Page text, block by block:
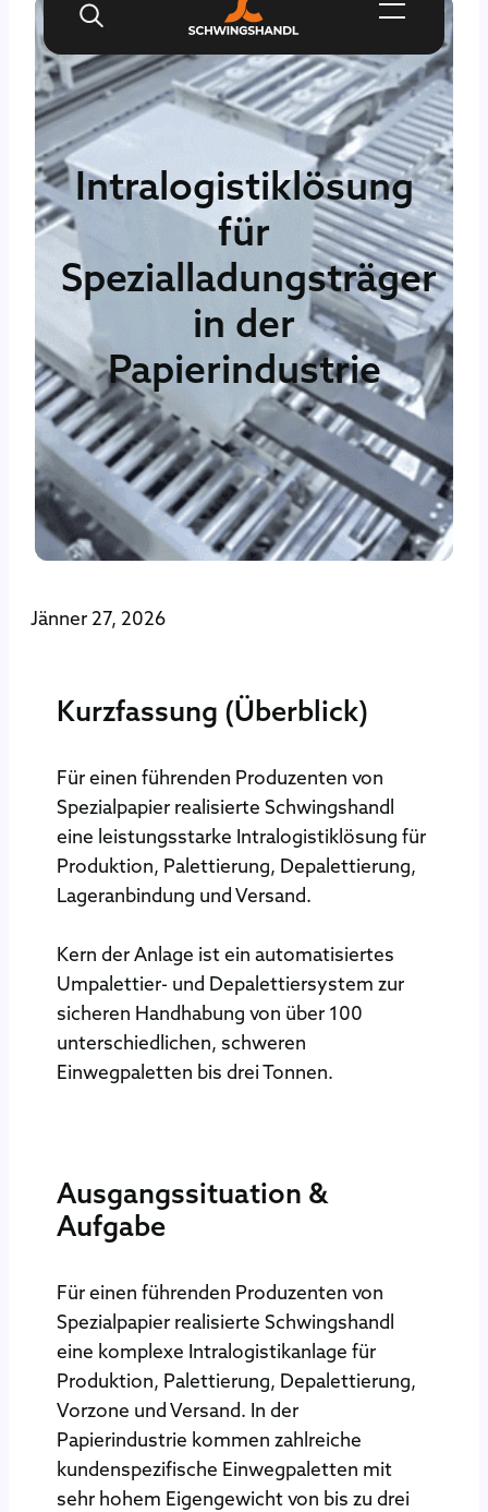
Zum
Inhalt
springen
Intralogistiklösung
für
Spezialladungsträger
in der
Papierindustrie
Jänner 27, 2026
Kurzfassung (Überblick)
Für einen führenden Produzenten von
Spezialpapier realisierte Schwingshandl
eine leistungsstarke Intralogistiklösung für
Produktion, Palettierung, Depalettierung,
Lageranbindung und Versand.
Kern der Anlage ist ein automatisiertes
Umpalettier- und Depalettiersystem zur
sicheren Handhabung von über 100
unterschiedlichen, schweren
Einwegpaletten bis drei Tonnen.
Ausgangssituation &
Aufgabe
Für einen führenden Produzenten von
Spezialpapier realisierte Schwingshandl
eine komplexe Intralogistikanlage für
Produktion, Palettierung, Depalettierung,
Vorzone und Versand. In der
Papierindustrie kommen zahlreiche
kundenspezifische Einwegpaletten mit
sehr hohem Eigengewicht von bis zu drei